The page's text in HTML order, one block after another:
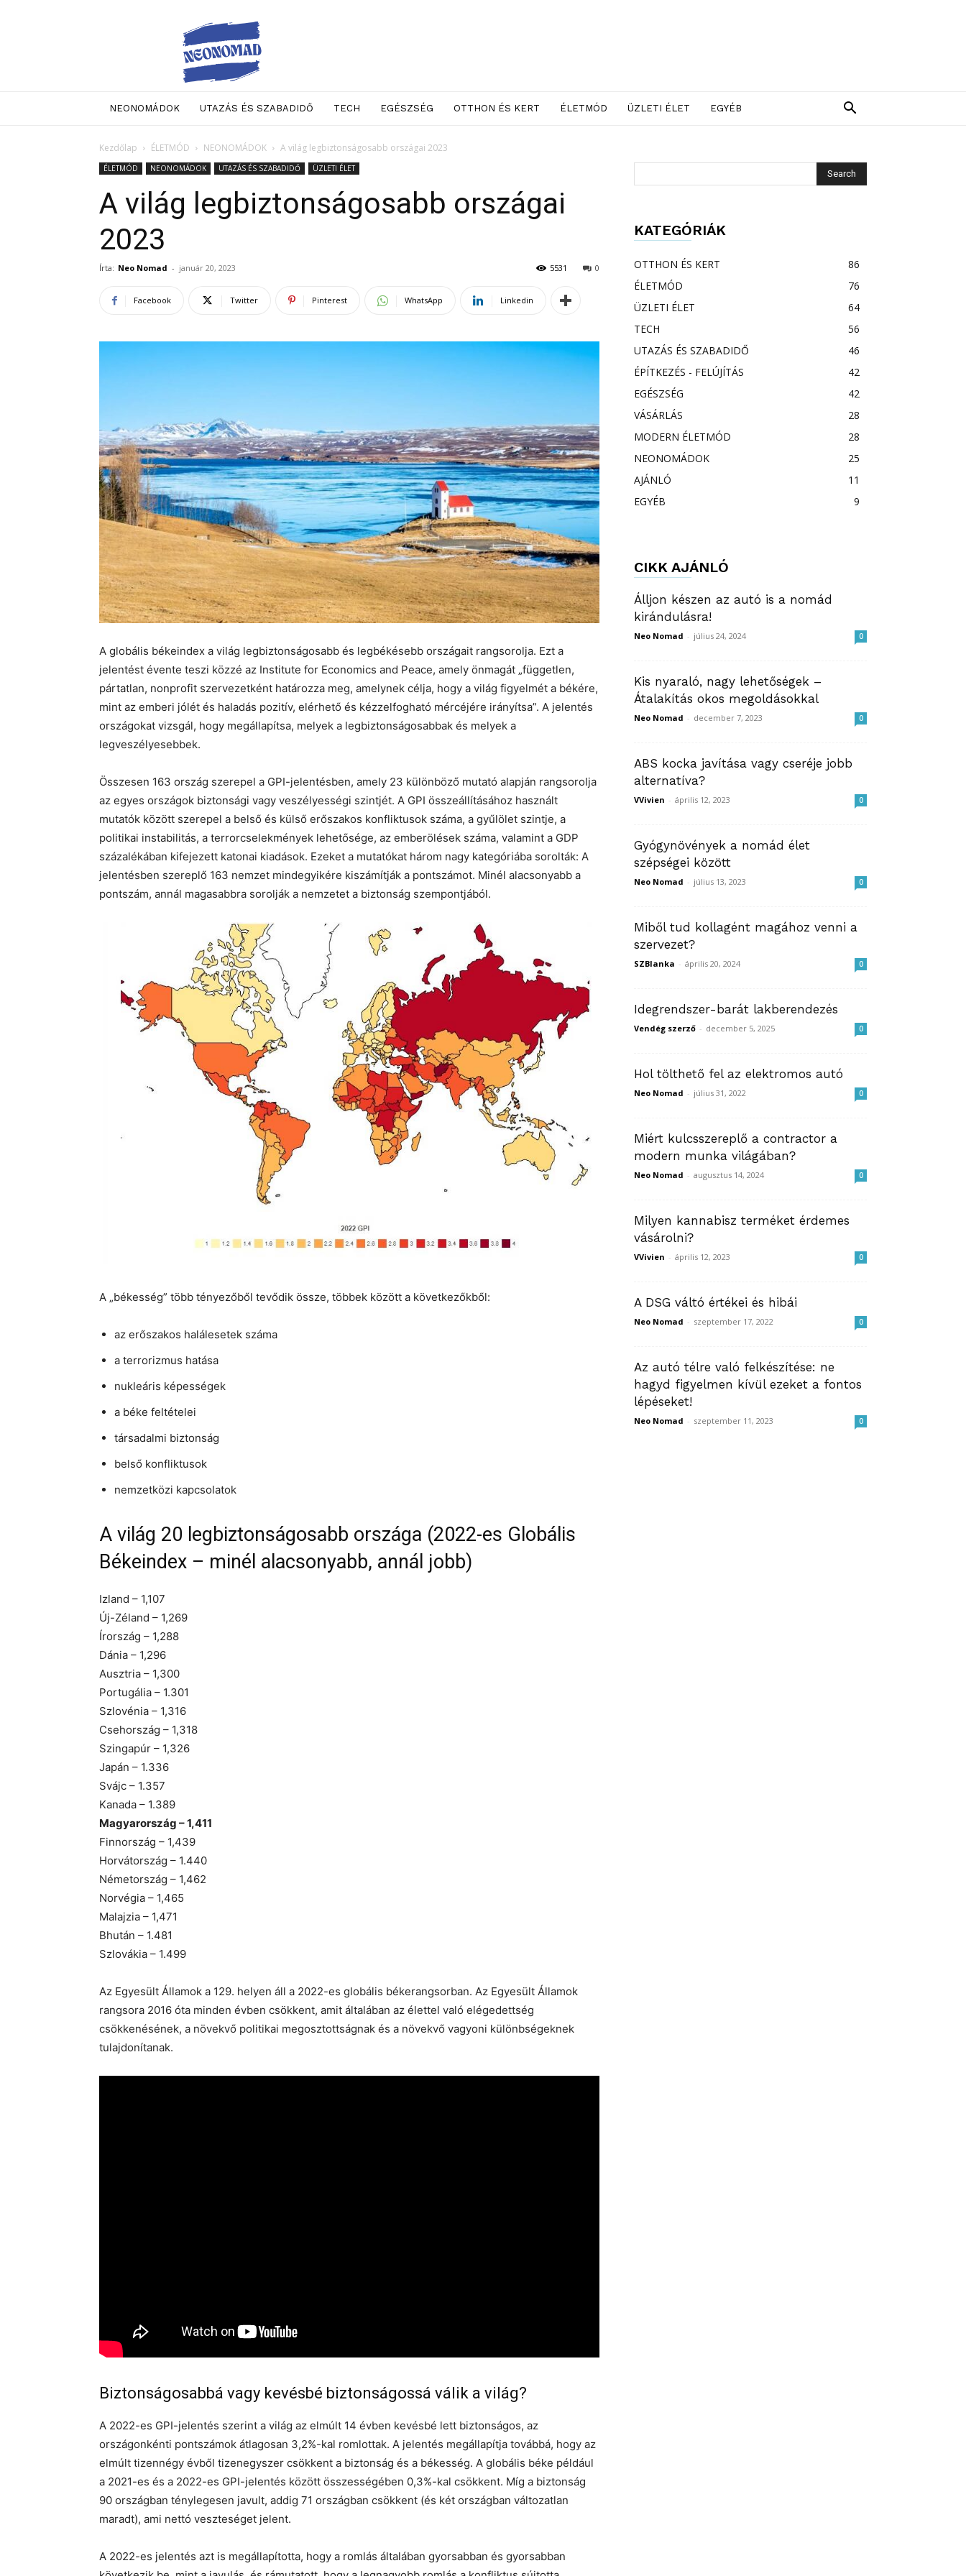
Neo
Nomad
NEONOMÁDOK UTAZÁS ÉS SZABADIDŐ TECH EGÉSZSÉG OTTHON ÉS KERT ÉLETMÓD ÜZLETI ÉLET EGYÉB
Kezdőlap ÉLETMÓD NEONOMÁDOK A világ legbiztonságosabb országai 2023
ÉLETMÓD NEONOMÁDOK UTAZÁS ÉS SZABADIDŐ ÜZLETI ÉLET
A világ legbiztonságosabb országai
2023
Írta: Neo Nomad - január 20, 2023 0
5531
Facebook Twitter Pinterest WhatsApp Linkedin
A globális békeindex a világ legbiztonságosabb és legbékésebb országait rangsorolja. Ezt a
jelentést évente teszi közzé az Institute for Economics and Peace, amely önmagát „független,
pártatlan, nonprofit szervezetként határozza meg, amelynek célja, hogy a világ figyelmét a békére,
mint az emberi jólét és haladás pozitív, elérhető és kézzelfogható mércéjére irányítsa”. A jelentés
országokat vizsgál, hogy megállapítsa, melyek a legbiztonságosabbak és melyek a
legveszélyesebbek.
Összesen 163 ország szerepel a GPI-jelentésben, amely 23 különböző mutató alapján rangsorolja
az egyes országok biztonsági vagy veszélyességi szintjét. A GPI összeállításához használt
mutatók között szerepel a belső és külső erőszakos konfliktusok száma, a gyűlölet szintje, a
politikai instabilitás, a terrorcselekmények lehetősége, az emberölések száma, valamint a GDP
százalékában kifejezett katonai kiadások. Ezeket a mutatókat három nagy kategóriába sorolták: A
jelentésben szereplő 163 nemzet mindegyikére kiszámítják a pontszámot. Minél alacsonyabb a
pontszám, annál magasabbra sorolják a nemzetet a biztonság szempontjából.
A „békesség” több tényezőből tevődik össze, többek között a következőkből:
az erőszakos halálesetek száma
a terrorizmus hatása
nukleáris képességek
a béke feltételei
társadalmi biztonság
belső konfliktusok
nemzetközi kapcsolatok
A világ 20 legbiztonságosabb országa (2022-es Globális
Békeindex – minél alacsonyabb, annál jobb)
Izland – 1,107
Új-Zéland – 1,269
Írország – 1,288
Dánia – 1,296
Ausztria – 1,300
Portugália – 1.301
Szlovénia – 1,316
Csehország – 1,318
Szingapúr – 1,326
Japán – 1.336
Svájc – 1.357
Kanada – 1.389
Magyarország – 1,411
Finnország – 1,439
Horvátország – 1.440
Németország – 1,462
Norvégia – 1,465
Malajzia – 1,471
Bhután – 1.481
Szlovákia – 1.499
Az Egyesült Államok a 129. helyen áll a 2022-es globális békerangsorban. Az Egyesült Államok
rangsora 2016 óta minden évben csökkent, amit általában az élettel való elégedettség
csökkenésének, a növekvő politikai megosztottságnak és a növekvő vagyoni különbségeknek
tulajdonítanak.
Biztonságosabbá vagy kevésbé biztonságossá válik a világ?
A 2022-es GPI-jelentés szerint a világ az elmúlt 14 évben kevésbé lett biztonságos, az
országonkénti pontszámok átlagosan 3,2%-kal romlottak. A jelentés megállapítja továbbá, hogy az
elmúlt tizennégy évből tizenegyszer csökkent a biztonság és a békesség. A globális béke például
a 2021-es és a 2022-es GPI-jelentés között összességében 0,3%-kal csökkent. Míg a biztonság
90 országban ténylegesen javult, addig 71 országban csökkent (és két országban változatlan
maradt), ami nettó veszteséget jelent.
A 2022-es jelentés azt is megállapította, hogy a romlás általában gyorsabban és gyorsabban
KATEGÓRIÁK
OTTHON ÉS KERT
86
ÉLETMÓD
76
ÜZLETI ÉLET
64
TECH
56
UTAZÁS ÉS SZABADIDŐ
46
ÉPÍTKEZÉS - FELÚJÍTÁS
42
EGÉSZSÉG
42
VÁSÁRLÁS
28
MODERN ÉLETMÓD
28
NEONOMÁDOK
25
AJÁNLÓ
11
EGYÉB
9
CIKK AJÁNLÓ
Álljon készen az autó is a nomád
kirándulásra!
Neo Nomad - július 24, 2024 0
Kis nyaraló, nagy lehetőségek –
Átalakítás okos megoldásokkal
Neo Nomad - december 7, 2023 0
ABS kocka javítása vagy cseréje jobb
alternatíva?
VVivien - április 12, 2023 0
Gyógynövények a nomád élet
szépségei között
Neo Nomad - július 13, 2023 0
Miből tud kollagént magához venni a
szervezet?
SZBlanka - április 20, 2024 0
Idegrendszer-barát lakberendezés
Vendég szerző - december 5, 2025 0
Hol tölthető fel az elektromos autó
Neo Nomad - július 31, 2022 0
Miért kulcsszereplő a contractor a
modern munka világában?
Neo Nomad - augusztus 14, 2024 0
Milyen kannabisz terméket érdemes
vásárolni?
VVivien - április 12, 2023 0
A DSG váltó értékei és hibái
Neo Nomad - szeptember 17, 2022 0
Az autó télre való felkészítése: ne
hagyd figyelmen kívül ezeket a fontos
lépéseket!
Neo Nomad - szeptember 11, 2023 0